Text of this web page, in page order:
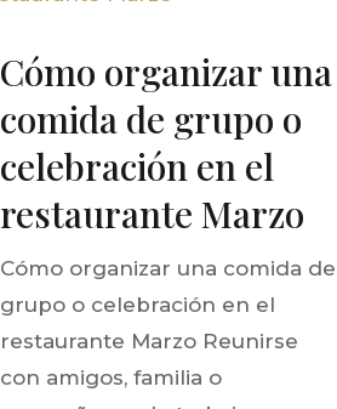
Cómo organizar una
comida de grupo o
celebración en el
restaurante Marzo
Cómo organizar una comida de
grupo o celebración en el
restaurante Marzo Reunirse
con amigos, familia o